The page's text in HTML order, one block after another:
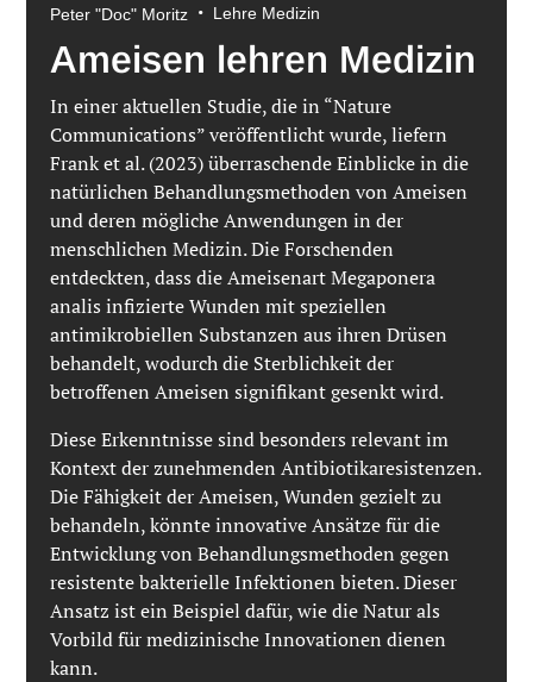
Peter "Doc" Moritz • Lehre Medizin
Ameisen lehren Medizin
In einer aktuellen Studie, die in “Nature
Communications” veröffentlicht wurde, liefern
Frank et al. (2023) überraschende Einblicke in die
natürlichen Behandlungsmethoden von Ameisen
und deren mögliche Anwendungen in der
menschlichen Medizin. Die Forschenden
entdeckten, dass die Ameisenart Megaponera
analis infizierte Wunden mit speziellen
antimikrobiellen Substanzen aus ihren Drüsen
behandelt, wodurch die Sterblichkeit der
betroffenen Ameisen signifikant gesenkt wird.
Diese Erkenntnisse sind besonders relevant im
Kontext der zunehmenden Antibiotikaresistenzen.
Die Fähigkeit der Ameisen, Wunden gezielt zu
behandeln, könnte innovative Ansätze für die
Entwicklung von Behandlungsmethoden gegen
resistente bakterielle Infektionen bieten. Dieser
Ansatz ist ein Beispiel dafür, wie die Natur als
Vorbild für medizinische Innovationen dienen
kann.